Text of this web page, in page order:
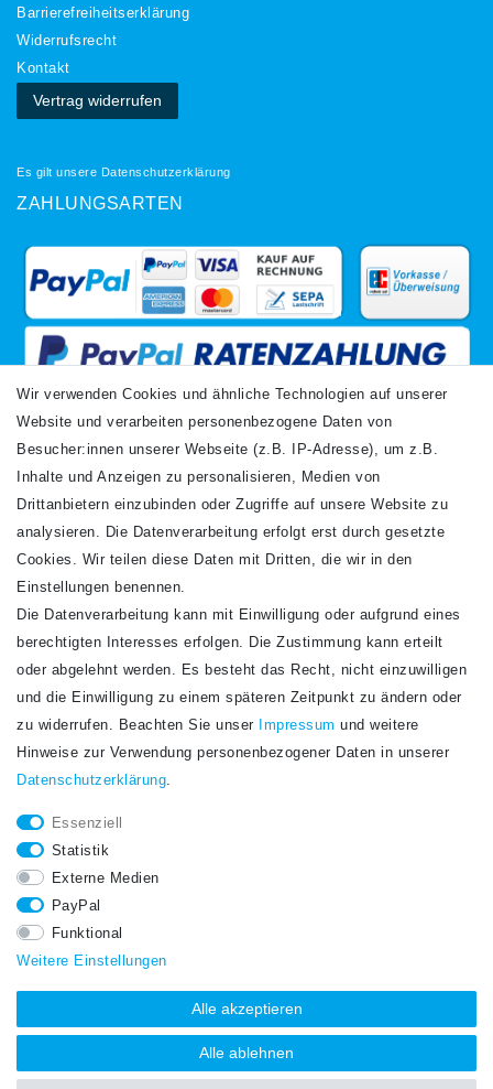
Barrierefreiheitserklärung
Widerrufs­recht
Kontakt
Vertrag widerrufen
Es gilt unsere Datenschutzerklärung
ZAHLUNGSARTEN
VERSANDARTEN
Newsletter
Honig
Hiermit bestätige ich, dass ich dieDaten­schutz­erklärunggelesen habe. Meine
STAY CONNECTED.
Wir verwenden Cookies und ähnliche Technologien auf unserer
Website und verarbeiten personenbezogene Daten von
Besucher:innen unserer Webseite (z.B. IP-Adresse), um z.B.
Inhalte und Anzeigen zu personalisieren, Medien von
Drittanbietern einzubinden oder Zugriffe auf unsere Website zu
analysieren. Die Datenverarbeitung erfolgt erst durch gesetzte
Cookies. Wir teilen diese Daten mit Dritten, die wir in den
Einstellungen benennen.
Die Datenverarbeitung kann mit Einwilligung oder aufgrund eines
berechtigten Interesses erfolgen. Die Zustimmung kann erteilt
oder abgelehnt werden. Es besteht das Recht, nicht einzuwilligen
und die Einwilligung zu einem späteren Zeitpunkt zu ändern oder
zu widerrufen. Beachten Sie unser
Impressum und weitere
Hinweise zur Verwendung personenbezogener Daten in unserer
Daten­schutz­erklärung.
Essenziell
Statistik
Externe Medien
PayPal
Funktional
Weitere Einstellungen
Alle akzeptieren
Alle ablehnen